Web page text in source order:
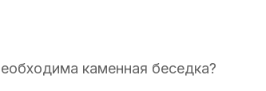
каменная беседка?